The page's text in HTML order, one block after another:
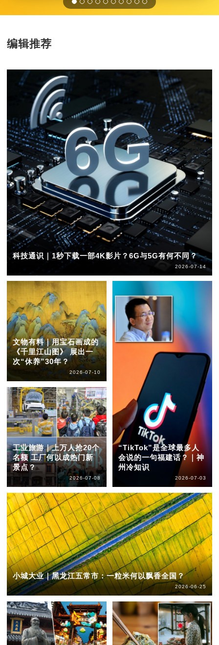
编辑推荐
科技通识｜1秒下载一部4K影片？6G与5G有何不同？
2026-07-14
文物有料｜用宝石画成的
《千里江山图》 展出一
次“休养”30年？
2026-07-10
工业旅游｜上万人抢20个
名额 工厂何以成热门新
景点？
2026-07-08
“TikTok”是全球最多人
会说的一句福建话？｜神
州冷知识
2026-07-03
小城大业｜黑龙江五常市：一粒米何以飘香全国？
2026-06-25